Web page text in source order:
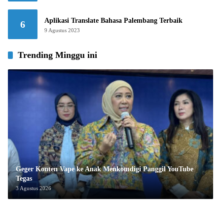
6 Aplikasi Translate Bahasa Palembang Terbaik
9 Agustus 2023
Trending Minggu ini
Geger Konten Vape ke Anak Menkomdigi Panggil YouTube
Tegas
3 Agustus 2026